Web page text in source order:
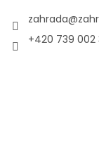
zahrada@
+420 739 002